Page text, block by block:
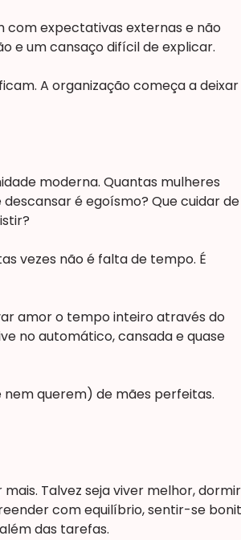
com expectativas externas e não
e um cansaço difícil de explicar.
A organização começa a deixar
moderna. Quantas mulheres
é egoísmo? Que cuidar de
vezes não é falta de tempo. É
amor o tempo inteiro através do
no automático, cansada e quase
querem) de mães perfeitas.
Talvez seja viver melhor, dormir
com equilíbrio, sentir-se
das tarefas.